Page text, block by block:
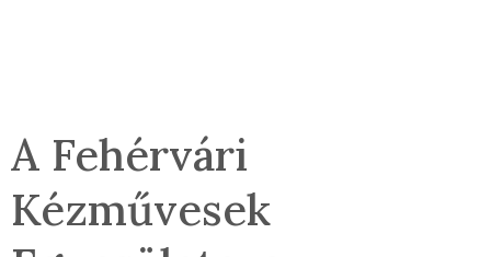
A Fehérvári
Kézművesek